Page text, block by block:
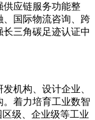
供应链服务功能整
国际物流咨询、跨
三角碳足迹认证中
机构、设计企业、
着力培育工业数智
级、企业级等工业